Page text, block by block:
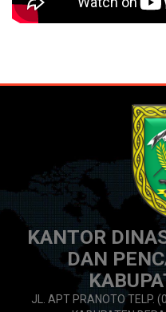
KANTOR
DAN
JL. APT PRANOTO TELP.